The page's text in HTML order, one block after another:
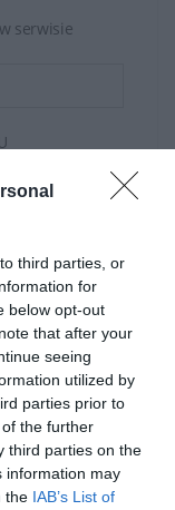
third parties, or
for
below opt-out
that after your
seeing
utilized by
parties prior to
the further
third parties on the
information may
the IAB’s List of
serwisie
z dwoma